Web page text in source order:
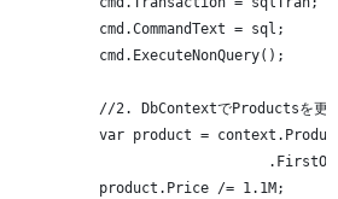
cmd.CommandText = sql;
cmd.ExecuteNonQuery();
//2. DbContextでProductsを更
var product =
product.Price /= 1.1M;